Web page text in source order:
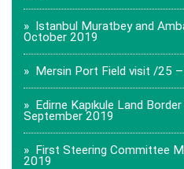
» Istanbul Muratbey and
October 2019
» Mersin Port Field visit /25
» Edirne Kapıkule Land
September 2019
» First Steering Committee
2019